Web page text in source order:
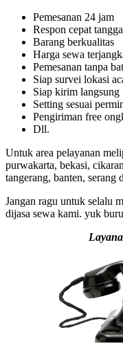
Pemesanan 24 jam
Respon cepat
Barang berkualitas
Harga sewa
Pemesanan tanpa
Siap survei lokasi
Siap kirim langsung
Setting sesuai
Pengiriman free
Dll.
Untuk area pelayanan
purwakarta, bekasi,
tangerang, banten, serang
Jangan ragu untuk selalu
dijasa sewa kami. yuk